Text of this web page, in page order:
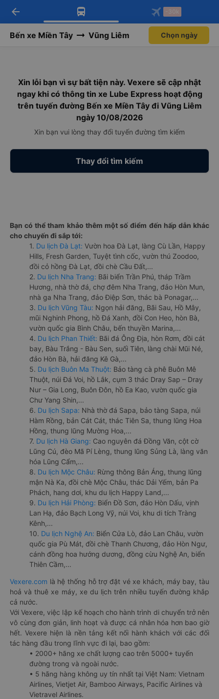
Tải app Vexere ngay!
Nhận ưu đãi thành viên độc
Mở app
Tải app Vexere
-30k/ghế khi đặt vé máy bay qua
Mở app
arrow_back -30k
Bến xe Miền Tây Vũng Liêm Chọn ngày
Xin lỗi bạn vì sự bất tiện này. Vexere sẽ cập nhật
ngay khi có thông tin xe Lube Express hoạt động
trên tuyến đường Bến xe Miền Tây đi Vũng Liêm
ngày 10/08/2026
Xin bạn vui lòng thay đổi tuyến đường tìm kiếm
Thay đổi tìm kiếm
Bạn có thể tham khảo thêm một số điểm đến hấp dẫn khác
cho chuyến đi sắp tới:
1. Du lịch Đà Lạt: Vườn hoa Đà Lạt, làng Cù Lần, Happy
Hills, Fresh Garden, Tuyệt tình cốc, vườn thú Zoodoo,
đồi cỏ hồng Đà Lạt, đồi chè Cầu Đất,...
2. Du lịch Nha Trang: Bãi biển Trần Phú, tháp Trầm
Hương, nhà thờ đá, chợ đêm Nha Trang, đảo Hòn Mun,
nhà ga Nha Trang, đảo Điệp Sơn, thác bà Ponagar,...
3. Du lịch Vũng Tàu: Ngọn hải đăng, Bãi Sau, Hồ Mây,
mũi Nghinh Phong, hồ Đá Xanh, đồi Con Heo, hòn Bà,
vườn quốc gia Bình Châu, bến thuyền Marina,...
4. Du lịch Phan Thiết: Bãi đá Ông Địa, hòn Rơm, đồi cát
bay, Bàu Trắng - Bàu Sen, suối Tiên, làng chài Mũi Né,
đảo Hòn Bà, hải đăng Kê Gà,...
5. Du lịch Buôn Ma Thuột: Bảo tàng cà phê Buôn Mê
Thuột, núi Đá Voi, hồ Lắk, cụm 3 thác Dray Sap – Dray
Nur – Gia Long, Buôn Đôn, hồ Ea Kao, vườn quốc gia
Chư Yang Shin,...
6. Du lịch Sapa: Nhà thờ đá Sapa, bảo tàng Sapa, núi
Hàm Rồng, bản Cát Cát, thác Tiên Sa, thung lũng Hoa
Hồng, thung lũng Mường Hoa,...
7. Du lịch Hà Giang: Cao nguyên đá Đồng Văn, cột cờ
Lũng Cú, đèo Mã Pí Lèng, thung lũng Sủng Là, làng văn
hóa Lũng Cẩm,...
8. Du lịch Mộc Châu: Rừng thông Bản Áng, thung lũng
mận Nà Ka, đồi chè Mộc Châu, thác Dải Yếm, bản Pa
Phách, hang dơi, khu du lịch Happy Land,...
9. Du lịch Hải Phòng: Biển Đồ Sơn, đảo Hòn Dấu, vịnh
Lan Hạ, đảo Bạch Long Vỹ, núi Voi, khu di tích Tràng
Kênh,...
10. Du lịch Nghệ An: Biển Cửa Lò, đảo Lan Châu, vườn
quốc gia Pù Mát, đồi chè Thanh Chương, đảo Hòn Ngư,
cánh đồng hoa hướng dương, đồng cừu Nghệ An, biển
Thiên Cầm,...
Vexere.com là hệ thống hỗ trợ đặt vé xe khách, máy bay, tàu
hoả và thuê xe máy, xe du lịch trên nhiều tuyến đường khắp
cả nước.
Với Vexere, việc lập kế hoạch cho hành trình di chuyển trở nên
vô cùng đơn giản, linh hoạt và được cá nhân hóa hơn bao giờ
hết. Vexere hiện là nền tảng kết nối hành khách với các đối
tác hàng đầu trong lĩnh vực đi lại, bao gồm:
• 2000+ hãng xe chất lượng cao trên 5000+ tuyến
đường trong và ngoài nước.
• 5 hãng hàng không uy tín nhất tại Việt Nam: Vietnam
Airlines, Vietjet Air, Bamboo Airways, Pacific Airlines và
Vietravel Airlines.